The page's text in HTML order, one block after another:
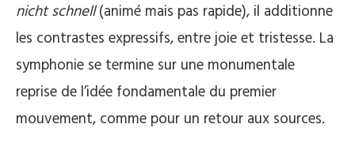
nicht schnell(animé mais pas rapide), il additionne
les contrastes expressifs, entre joie et tristesse. La
symphonie se termine sur une monumentale
reprise de l’idée fondamentale du premier
mouvement, comme pour un retour aux sources.